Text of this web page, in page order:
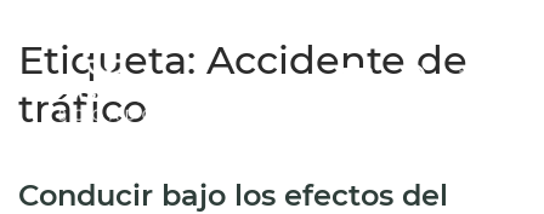
ES
Etiqueta: Accidente de
tráfico
Conducir bajo los efectos del